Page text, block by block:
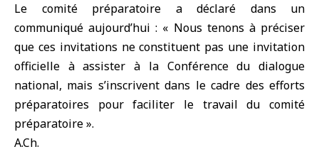
Le comité préparatoire a déclaré dans un
communiqué aujourd’hui : « Nous tenons à préciser
que ces invitations ne constituent pas une invitation
officielle à assister à la Conférence du dialogue
national, mais s’inscrivent dans le cadre des efforts
préparatoires pour faciliter le travail du comité
préparatoire ».
A.Ch.